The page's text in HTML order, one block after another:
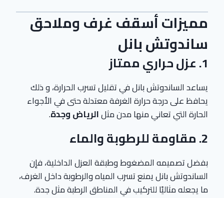
مميزات أسقف غرف وملاحق
ساندوتش بانل
1. عزل حراري ممتاز
يساعد الساندوتش بانل في تقليل تسرب الحرارة، و ذلك
يحافظ على درجة حرارة الغرفة معتدلة حتى في الأجواء
الحارة التي تعاني منها مدن مثلالرياض وجدة.
2. مقاومة للرطوبة والماء
بفضل تصميمه المضغوط وطبقة العزل الداخلية، فإن
الساندوتش بانل يمنع تسرب المياه والرطوبة داخل الغرف،
ما يجعله مثاليًا للتركيب في المناطق الرطبة مثل جدة.